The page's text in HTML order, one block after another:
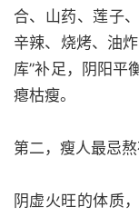
合、山药、莲子
辛辣、烧烤、油
库”补足，阴阳平
瘪枯瘦。
第二，瘦人最忌
阴虚火旺的体质